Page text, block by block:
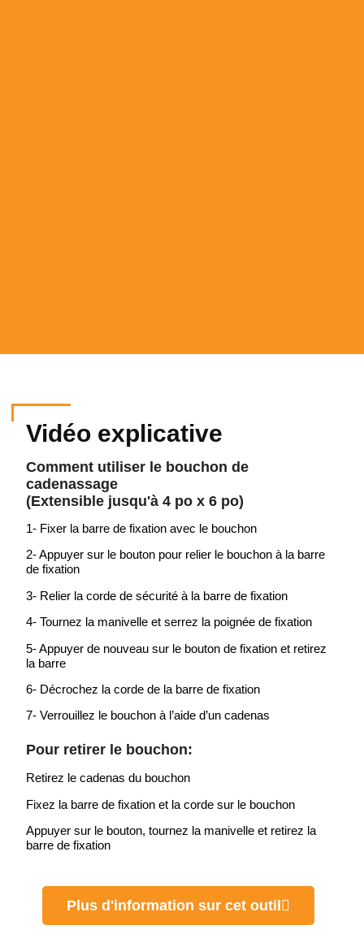
Vidéo explicative
Comment utiliser le bouchon de
cadenassage
(Extensible jusqu'à 4 po x 6 po)
1- Fixer la barre de fixation avec le bouchon
2- Appuyer sur le bouton pour relier le bouchon à la barre
de fixation
3- Relier la corde de sécurité à la barre de fixation
4- Tournez la manivelle et serrez la poignée de fixation
5- Appuyer de nouveau sur le bouton de fixation et retirez
la barre
6- Décrochez la corde de la barre de fixation
7- Verrouillez le bouchon à l’aide d’un cadenas
Pour retirer le bouchon:
Retirez le cadenas du bouchon
Fixez la barre de fixation et la corde sur le bouchon
Appuyer sur le bouton, tournez la manivelle et retirez la
barre de fixation
Plus d'information sur cet outil